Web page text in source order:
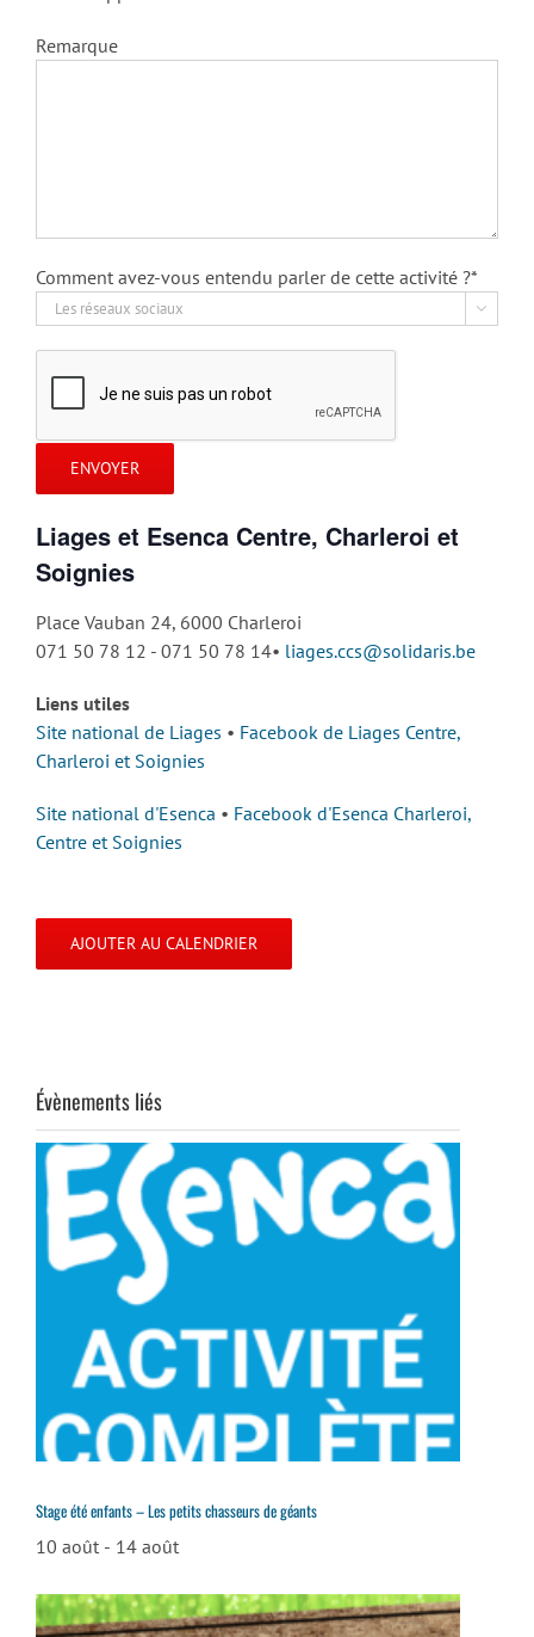
Remarque
Comment avez-vous entendu parler de cette activité ?*

Liages et Esenca Centre, Charleroi et
Soignies
Place Vauban 24, 6000 Charleroi
071 50 78 12 - 071 50 78 14• liages.ccs@solidaris.be
Liens utiles
Site national de Liages • Facebook de Liages Centre,
Charleroi et Soignies
Site national d'Esenca • Facebook d'Esenca Charleroi,
Centre et Soignies
AJOUTER AU CALENDRIER
Évènements liés
Stage été enfants – Les petits chasseurs de géants
10 août - 14 août